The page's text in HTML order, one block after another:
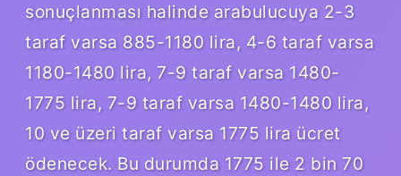
sonuçlanması halinde arabulucuya 2-3
taraf varsa 885-1180 lira, 4-6 taraf varsa
1180-1480 lira, 7-9 taraf varsa 1480-
1775 lira, 7-9 taraf varsa 1480-1480 lira,
10 ve üzeri taraf varsa 1775 lira ücret
ödenecek. Bu durumda 1775 ile 2 bin 70